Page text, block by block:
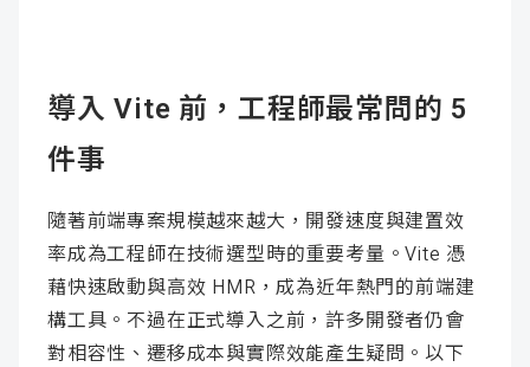
導入 Vite 前，工程師最常問的 5
件事
隨著前端專案規模越來越大，開發速度與建置效
率成為工程師在技術選型時的重要考量。Vite 憑
藉快速啟動與高效 HMR，成為近年熱門的前端建
構工具。不過在正式導入之前，許多開發者仍會
對相容性、遷移成本與實際效能產生疑問。以下